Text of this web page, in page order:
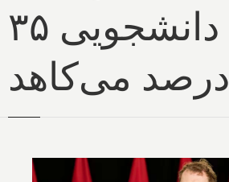
ویزاهای دانشجویی ۳۵
درصد می‌کاهد